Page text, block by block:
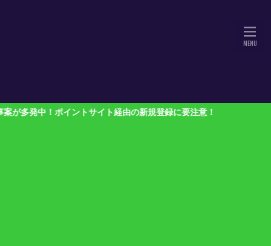
ントサイト経由の新規登録に要注意！